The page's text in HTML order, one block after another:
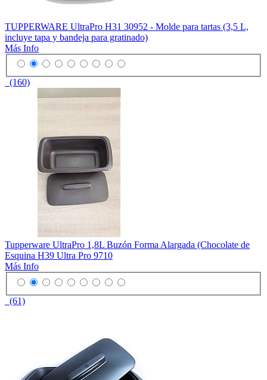
TUPPERWARE UltraPro H31 30952 - Molde para tartas (3,5 L,
incluye tapa y bandeja para gratinado)
Más Info
(160)
Tupperware UltraPro 1,8L Buzón Forma Alargada (Chocolate de
Esquina H39 Ultra Pro 9710
Más Info
(61)